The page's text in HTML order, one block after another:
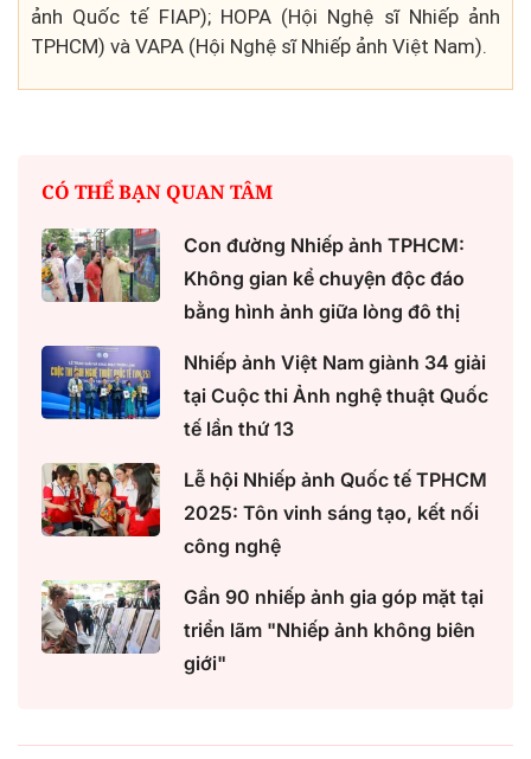
ảnh Quốc tế FIAP); HOPA (Hội Nghệ sĩ Nhiếp ảnh
TPHCM) và VAPA (Hội Nghệ sĩ Nhiếp ảnh Việt Nam).
CÓ THỂ BẠN QUAN TÂM
Con đường Nhiếp ảnh TPHCM:
Không gian kể chuyện độc đáo
bằng hình ảnh giữa lòng đô thị
Nhiếp ảnh Việt Nam giành 34 giải
tại Cuộc thi Ảnh nghệ thuật Quốc
tế lần thứ 13
Lễ hội Nhiếp ảnh Quốc tế TPHCM
2025: Tôn vinh sáng tạo, kết nối
công nghệ
Gần 90 nhiếp ảnh gia góp mặt tại
triển lãm "Nhiếp ảnh không biên
giới"